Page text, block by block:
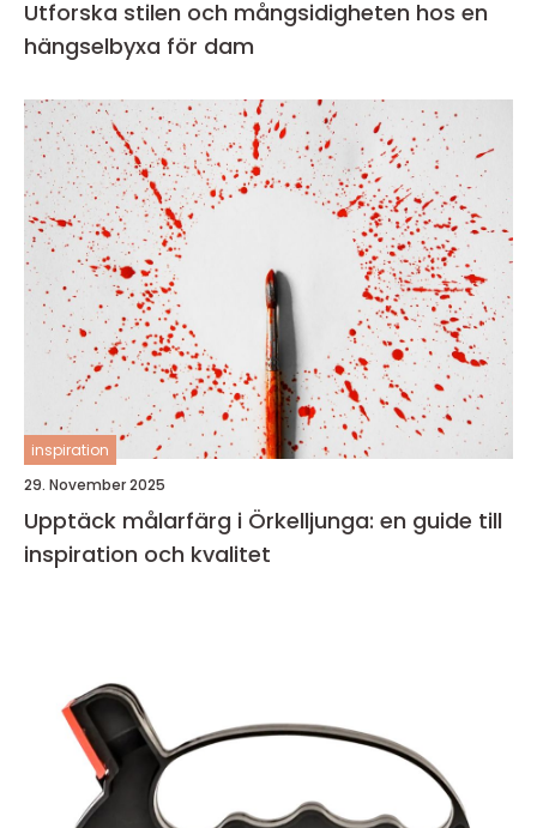
Utforska stilen och mångsidigheten hos en
hängselbyxa för dam
inspiration
29. November 2025
Upptäck målarfärg i Örkelljunga: en guide till
inspiration och kvalitet